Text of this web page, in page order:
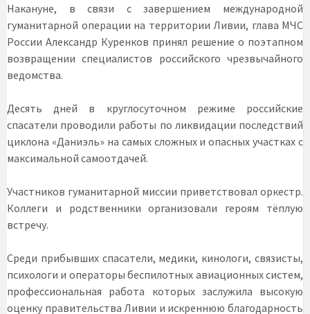
Накануне, в связи с завершением международной
гуманитарной операции на территории Ливии, глава МЧС
России Александр Куренков принял решение о поэтапном
возвращении специалистов российского чрезвычайного
ведомства.
Десять дней в круглосуточном режиме российские
спасатели проводили работы по ликвидации последствий
циклона «Даниэль» на самых сложных и опасных участках с
максимальной самоотдачей.
Участников гуманитарной миссии приветствовал оркестр.
Коллеги и родственники организовали героям тёплую
встречу.
Среди прибывших спасатели, медики, кинологи, связисты,
психологи и операторы беспилотных авиационных систем,
профессиональная работа которых заслужила высокую
оценку правительства Ливии и искреннюю благодарность